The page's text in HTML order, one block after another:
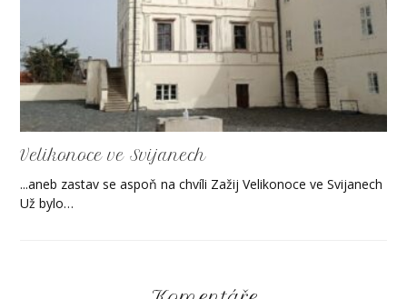
Velikonoce ve Svijanech
...aneb zastav se aspoň na chvíli Zažij Velikonoce ve Svijanech
Už bylo…